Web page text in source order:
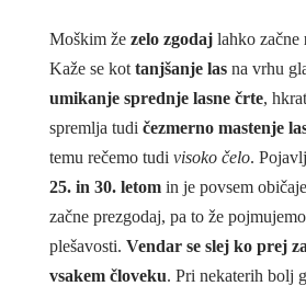
Moškim že zelo zgodajlahko začne
Kaže se kot tanjšanje lasna vrhu
umikanje sprednje lasne črte,
spremlja tudi čezmerno mastenje
temu rečemo tudi visoko čelo.
25. in 30. letomin je povsem
začne prezgodaj, pa to že
plešavosti. Vendar se slej ko prej
vsakem človeku. Pri nekaterih bolj